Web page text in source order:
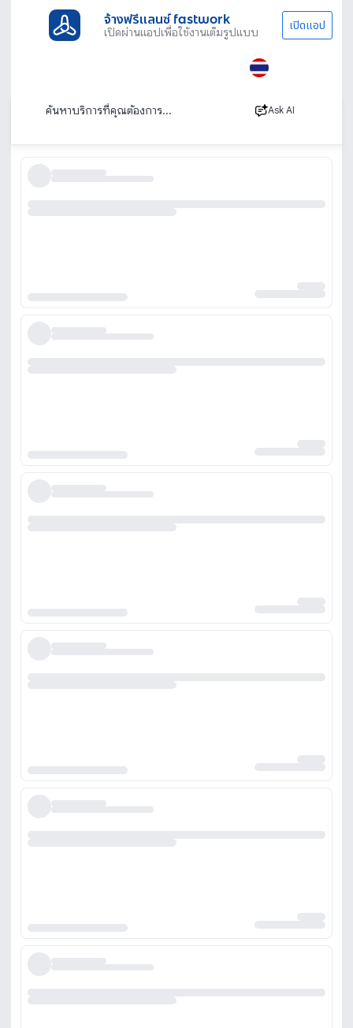
จ้างฟรีแลนซ์ fastwork
เปิดผ่านแอปเพื่อใช้งานเต็มรูปแบบ เปิดแอป
Ask AI
รับจัดเลี้ยงนอกสถานที่
เรียงตาม